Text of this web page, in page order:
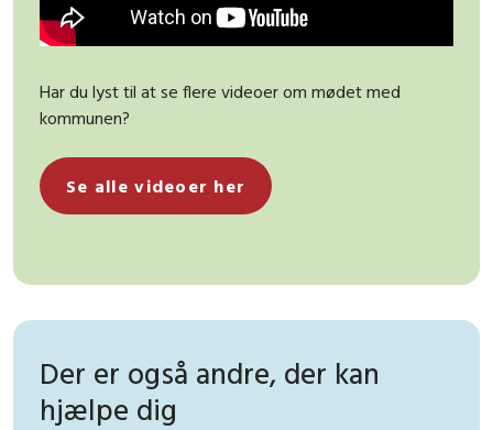
Har du lyst til at se flere videoer om mødet med
kommunen?
Se alle videoer her
Der er også andre, der kan
hjælpe dig